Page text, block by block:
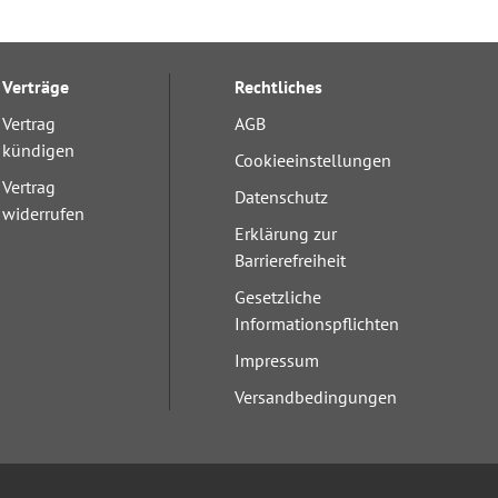
Verträge
Vertrag
kündigen
Vertrag
widerrufen
Rechtliches
AGB
Cookieeinstellungen
Datenschutz
Erklärung zur
Barrierefreiheit
Gesetzliche
Informationspflichten
Impressum
Versandbedingungen